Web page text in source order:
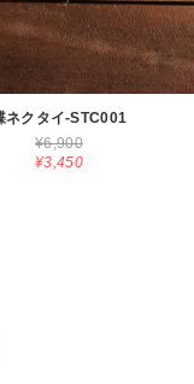
ネクタイ-STC001
¥6,900
¥3,450